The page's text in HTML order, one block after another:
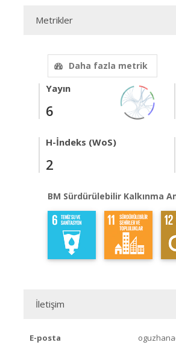
Metrikler
Daha fazla metrik
Yayın
6
H-İndeks (WoS)
2
BM Sürdürülebilir Kalkınma
İletişim
E-posta